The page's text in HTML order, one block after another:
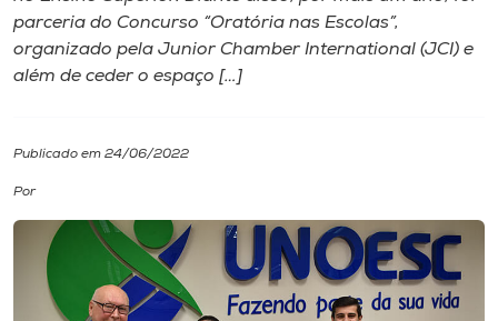
I.nova
Diplomados
Biblioteca
parceria do Concurso “Oratória nas Escolas”,
organizado pela Junior Chamber International (JCI) e
além de ceder o espaço […]
Publicado em 24/06/2022
Por